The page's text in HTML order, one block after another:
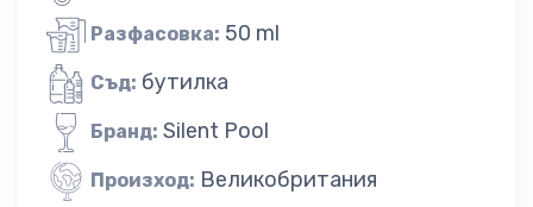
Разфасовка: 50 ml
Съд: бутилка
Бранд: Silent Pool
Произход: Великобритания